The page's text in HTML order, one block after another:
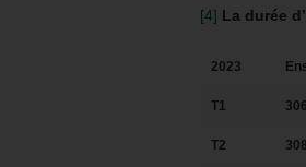
[4] La durée
2023
T1 306
T2 308